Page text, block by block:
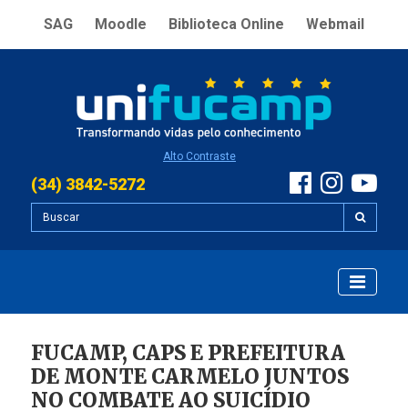
SAG Moodle Biblioteca Online Webmail
Alto Contraste
(34) 3842-5272
FUCAMP, CAPS E PREFEITURA
DE MONTE CARMELO JUNTOS
NO COMBATE AO SUICÍDIO